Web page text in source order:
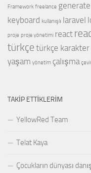
Framework freelance generate
keyboard kullanışlı laravel
proje proje yönetimi react
türkçe türkçe karakter
yaşam yönetim çalışma
TAKIP ETTIKLERIM
YellowRed Team
Telat Kaya
Çocukların dünyası